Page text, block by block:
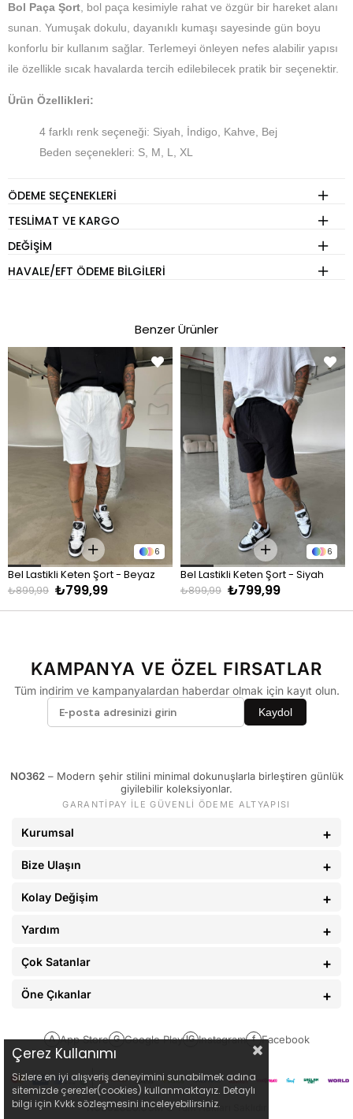
Bol Paça Şort, bol paça kesimiyle rahat ve özgür bir hareket alanı
sunan. Yumuşak dokulu, dayanıklı kumaşı sayesinde gün boyu
konforlu bir kullanım sağlar. Terlemeyi önleyen nefes alabilir yapısı
ile özellikle sıcak havalarda tercih edilebilecek pratik bir seçenektir.
Ürün Özellikleri:
4 farklı renk seçeneği: Siyah, İndigo, Kahve, Bej
Beden seçenekleri: S, M, L, XL
Rahat ve özgür hareket imkanı sunan kalıp
Günlük kullanıma uygun şık ve sade tasarım
Kumaş ve Bakım:Ürünün uzun ömürlü kullanımı için yıkama
ÖDEME SEÇENEKLERI
TESLIMAT VE KARGO
DEĞIŞIM
HAVALE/EFT ÖDEME BILGILERI
Benzer Ürünler
6
Bel Lastikli Keten Şort - Beyaz
₺799,99
₺899,99
6
Bel Lastikli Keten Şort - Siyah
₺799,99
₺899,99
KAMPANYA VE ÖZEL FIRSATLAR
Tüm indirim ve kampanyalardan haberdar olmak için kayıt olun.
Kaydol
NO362 – Modern şehir stilini minimal dokunuşlarla birleştiren günlük
giyilebilir koleksiyonlar.
GARANTİPAY İLE GÜVENLİ ÖDEME ALTYAPISI
Kurumsal
Bize Ulaşın
Kolay Değişim
Yardım
Çok Satanlar
Öne Çıkanlar
A App Store G Google Play IG Instagram f Facebook
NO362CLO.COM© Tüm Hakları Saklıdır
Çerez Kullanımı
Sizlere en iyi alışveriş deneyimini sunabilmek adına
sitemizde çerezler(cookies) kullanmaktayız. Detaylı
bilgi için Kvkk sözleşmesini inceleyebilirsiniz.